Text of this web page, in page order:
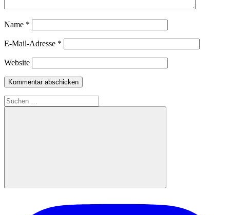
Name *
E-Mail-Adresse *
Website
Suchen
nach:
Suchen